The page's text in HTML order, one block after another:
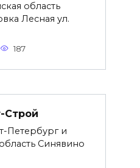
область
Лесная ул.
187
Строй
Петербург и
Синявино